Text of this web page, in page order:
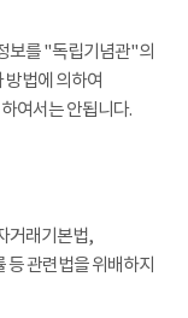
보를 "독립기념관"의
방법에 의하여
여서는 안됩니다.
거래기본법,
관련법을 위배하지